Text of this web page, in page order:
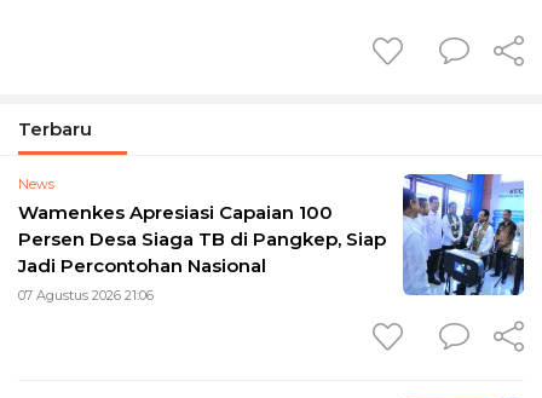
Terbaru
News
Wamenkes Apresiasi Capaian 100
Persen Desa Siaga TB di Pangkep, Siap
Jadi Percontohan Nasional
07 Agustus 2026 21:06